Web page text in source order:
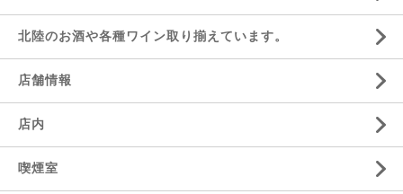
北陸のお酒や各種ワイン取り揃えています。
店舗情報
店内
喫煙室